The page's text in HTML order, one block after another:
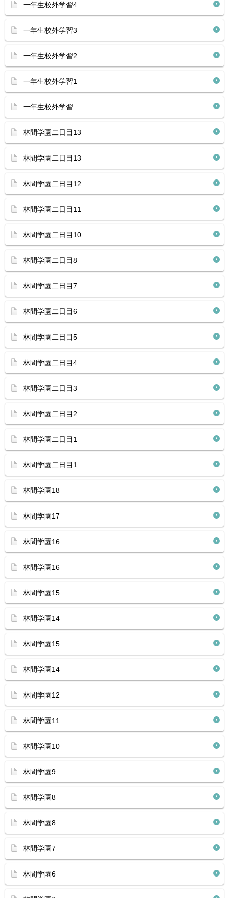
一年生校外学習4
一年生校外学習3
一年生校外学習2
一年生校外学習1
一年生校外学習
林間学園二日目13
林間学園二日目13
林間学園二日目12
林間学園二日目11
林間学園二日目10
林間学園二日目8
林間学園二日目7
林間学園二日目6
林間学園二日目5
林間学園二日目4
林間学園二日目3
林間学園二日目2
林間学園二日目1
林間学園二日目1
林間学園18
林間学園17
林間学園16
林間学園16
林間学園15
林間学園14
林間学園15
林間学園14
林間学園12
林間学園11
林間学園10
林間学園9
林間学園8
林間学園8
林間学園7
林間学園6